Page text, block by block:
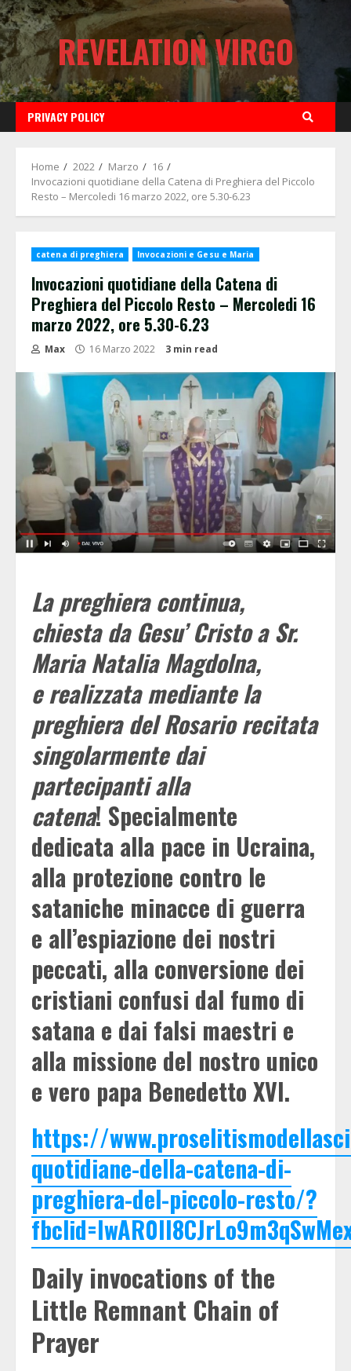
Skip
to
content
REVELATION VIRGO
PRIVACY POLICY
Home 2022 Marzo
16
Invocazioni quotidiane della Catena di Preghiera del Piccolo
Resto – Mercoledi 16 marzo 2022, ore 5.30-6.23
catena di preghiera Invocazioni e Gesu e Maria
Invocazioni quotidiane della Catena di
Preghiera del Piccolo Resto – Mercoledi 16
marzo 2022, ore 5.30-6.23
Max 16 Marzo 2022 3 min read
La preghiera continua,
chiesta da Gesu’ Cristo a Sr.
Maria Natalia Magdolna,
erealizzata mediante la
preghiera del Rosario recitata
singolarmente dai
partecipanti alla
catena! Specialmente
dedicata alla pace in Ucraina,
alla protezione contro le
sataniche minacce di guerra
e all’espiazione dei nostri
peccati, alla conversione dei
cristiani confusi dal fumo di
satana e dai falsi maestri e
alla missione del nostro unico
e vero papa Benedetto XVI.
https://
quotidiane-della-catena-di-
preghiera-del-piccolo-resto/?
Daily invocations of the
Little Remnant Chain of
Prayer